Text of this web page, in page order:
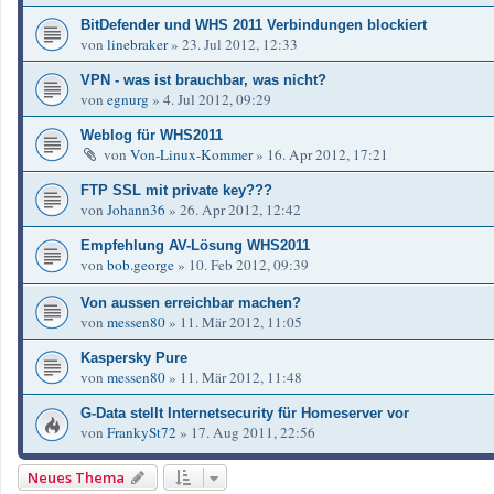
BitDefender und WHS 2011 Verbindungen blockiert
von linebraker» 23. Jul 2012, 12:33
VPN - was ist brauchbar, was nicht?
von egnurg » 4. Jul 2012, 09:29
Weblog für WHS2011
von Von-Linux-Kommer» 16. Apr 2012, 17:21
FTP SSL mit private key???
von Johann36 » 26. Apr 2012, 12:42
Empfehlung AV-Lösung WHS2011
von bob.george» 10. Feb 2012, 09:39
Von aussen erreichbar machen?
von messen80» 11. Mär 2012, 11:05
Kaspersky Pure
von messen80» 11. Mär 2012, 11:48
G-Data stellt Internetsecurity für Homeserver vor
von FrankySt72 » 17. Aug 2011, 22:56
Neues Thema